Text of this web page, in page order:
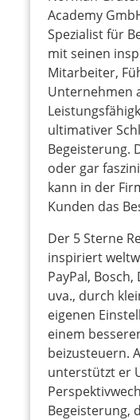
Academy
Spezialist für
mit seinen
Mitarbeiter,
Unternehmen
ultimativer
Begeisterung.
oder gar
kann in der
Kunden das
Der 5 Sterne
inspiriert
PayPal, Bosch,
uva., durch
eigenen
einem
beizusteuern.
unterstützt er
Begeisterung,